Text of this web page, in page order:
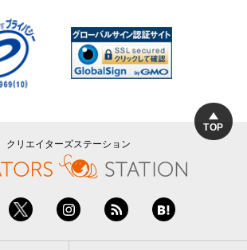
TOP
クリエイターズステーション